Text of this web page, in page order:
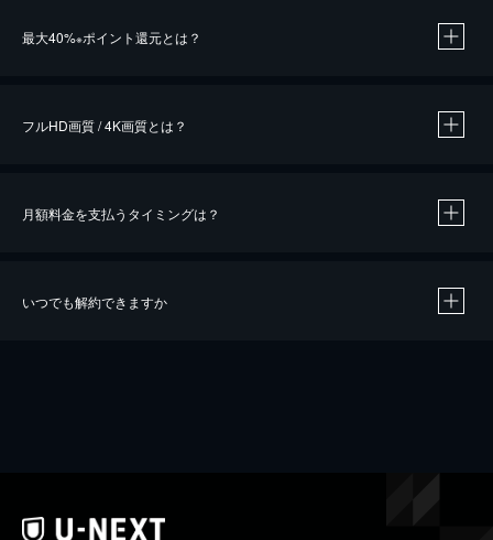
最大40%※ポイント還元とは？
※40％ポイント還元の対象は、クレジットカード決済による作品の購入 / レンタルです。
フルHD画質 / 4K画質とは？
月額料金を支払うタイミングは？
いつでも解約できますか